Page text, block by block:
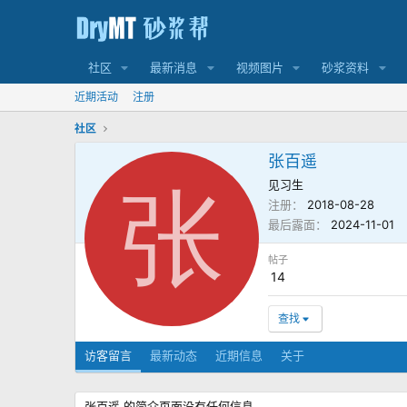
社区 最新消息 视频图片 砂浆资料
近期活动 注册
社区
张
张百遥
见习生
注册
2018-08-28
最后露面
2024-11-01
帖子
14
查找
访客留言 最新动态 近期信息 关于